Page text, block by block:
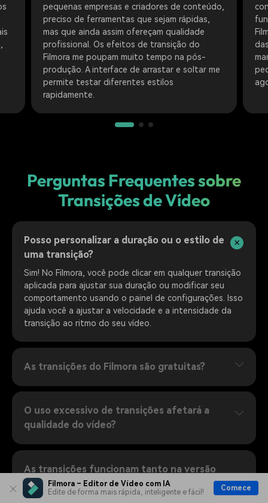
Filmora – Editor de Vídeo com IA
Edite de forma mais rápida, inteligente e fácil!
Comece
pequenas empresas e criadores de conteúdo,
preciso de ferramentas que sejam rápidas,
mas que ainda assim ofereçam qualidade
profissional. Os efeitos de transição do
Filmora me poupam muito tempo na pós-
produção. A interface de arrastar e soltar me
permite testar diferentes estilos
rapidamente.
Perguntas Frequentes sobre
Transições de Vídeo
Posso personalizar a duração ou o estilo de
uma transição?
Sim! No Filmora, você pode clicar em qualquer transição
aplicada para ajustar sua duração ou modificar seu
comportamento usando o painel de configurações. Isso
ajuda você a ajustar a velocidade e a intensidade da
transição ao ritmo do seu vídeo.
As transições do Filmora são gratuitas?
O uso excessivo de transições afetará a
qualidade do vídeo?
As transições funcionam tanto na versão
para desktop quanto na versão móvel do
Filmora?